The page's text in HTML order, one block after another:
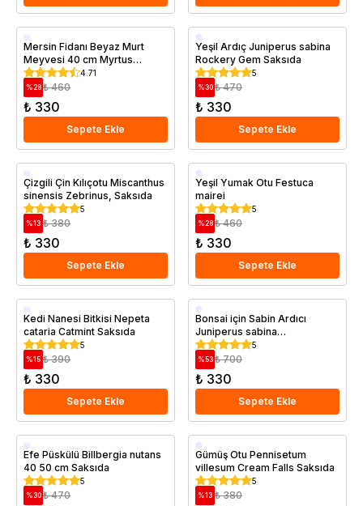
Saksıda
Mersin Fidanı Beyaz Murt
Meyvesi 40 cm Myrtus
communis
4.71
%28 ₺ 460
₺ 330
Sepete Ekle
Saksıda
Yeşil Ardıç Juniperus sabina
Rockery Gem Saksıda
5
%30 ₺ 470
₺ 330
Sepete Ekle
Saksıda
Çizgili Çin Kılıçotu Miscanthus
sinensis Zebrinus, Saksıda
5
%13 ₺ 380
₺ 330
Sepete Ekle
Saksıda
Yeşil Yumak Otu Festuca
mairei
5
%28 ₺ 460
₺ 330
Sepete Ekle
Saksıda
Kedi Nanesi Bitkisi Nepeta
cataria Catmint Saksıda
5
%15 ₺ 390
₺ 330
Sepete Ekle
Saksıda
Bonsai için Sabin Ardıcı
Juniperus sabina
Tamariscifolia Saksıda
5
% 53 ₺ 700
₺ 330
Sepete Ekle
Saksıda
Efe Püskülü Billbergia nutans
40 50 cm Saksıda
5
%30 ₺ 470
Saksıda
Gümüş Otu Pennisetum
villesum Cream Falls Saksıda
5
%13 ₺ 380